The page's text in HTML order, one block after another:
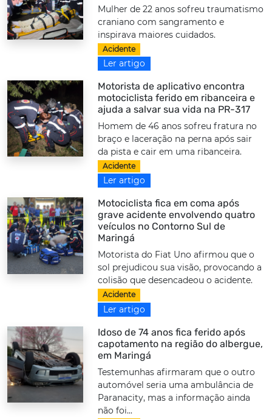
Mulher de 22 anos sofreu traumatismo
craniano com sangramento e
inspirava maiores cuidados.
Acidente
Ler artigo
Motorista de aplicativo encontra
motociclista ferido em ribanceira e
ajuda a salvar sua vida na PR-317
Homem de 46 anos sofreu fratura no
braço e laceração na perna após sair
da pista e cair em uma ribanceira.
Acidente
Ler artigo
Motociclista fica em coma após
grave acidente envolvendo quatro
veículos no Contorno Sul de
Maringá
Motorista do Fiat Uno afirmou que o
sol prejudicou sua visão, provocando a
colisão que desencadeou o acidente.
Acidente
Ler artigo
Idoso de 74 anos fica ferido após
capotamento na região do albergue,
em Maringá
Testemunhas afirmaram que o outro
automóvel seria uma ambulância de
Paranacity, mas a informação ainda
não foi...